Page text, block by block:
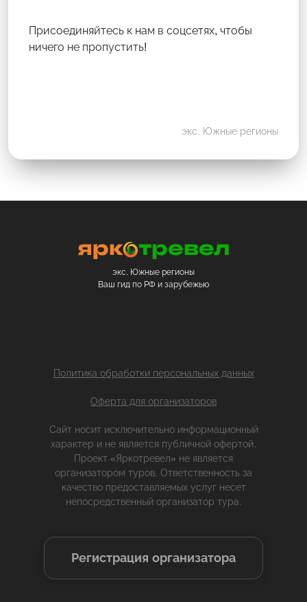
Присоединяйтесь к нам в соцсетях, чтобы
ничего не пропустить!
экс. Южные регионы
экс. Южные регионы
Ваш гид по РФ и зарубежью
Политика обработки персональных данных
Оферта для организаторов
Сайт носит исключительно информационный
характер и не является публичной офертой.
Проект «Яркотревел» не является
организатором туров. Ответственность за
качество предоставляемых услуг несет
непосредственный организатор тура.
Регистрация организатора